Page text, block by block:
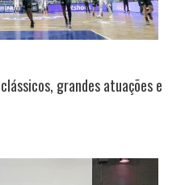
grandes atuações e